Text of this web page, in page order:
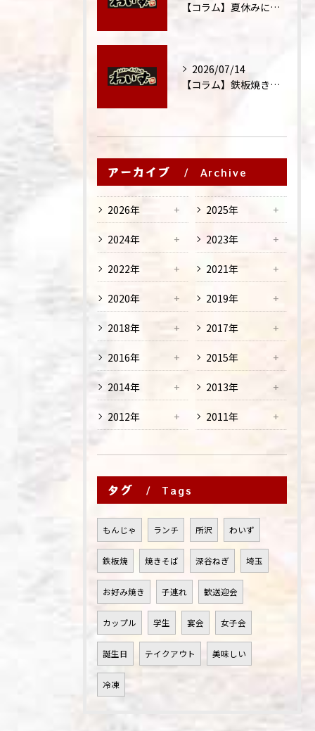
【コラム】夏休みに家族外食が増える理由
2026/07/14
【コラム】鉄板焼きが"コミュニケーション飯"と呼ばれる理由
アーカイブ Archive
2026年 2025年
2024年 2023年
2022年 2021年
2020年 2019年
2018年 2017年
2016年 2015年
2014年 2013年
2012年 2011年
タグ Tags
もんじゃ ランチ 所沢 わいず
鉄板焼 焼きそば 深谷ねぎ 埼玉
お好み焼き 子連れ 歓送迎会
カップル 学生 宴会 女子会
誕生日 テイクアウト 美味しい
冷凍